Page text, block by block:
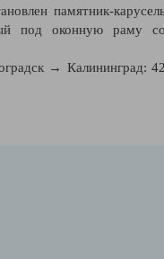
памятник-
под оконную раму
→ Калининград: